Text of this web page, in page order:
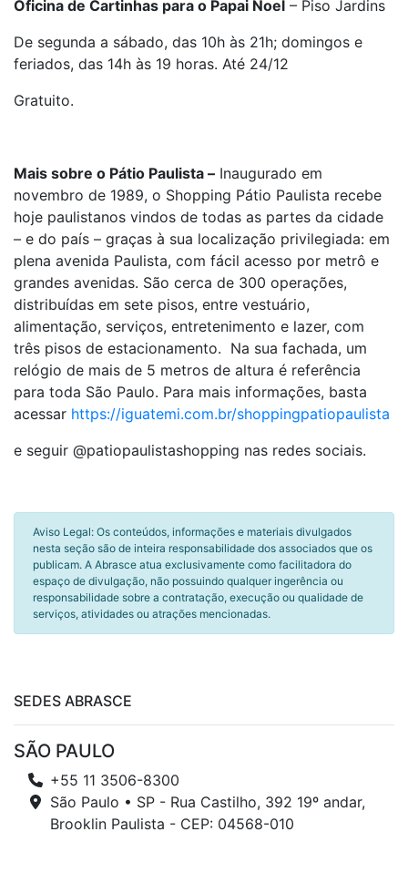
Oficina de Cartinhas para o Papai Noel – Piso Jardins
De segunda a sábado, das 10h às 21h; domingos e
feriados, das 14h às 19 horas. Até 24/12
Gratuito.
Mais sobre o Pátio Paulista – Inaugurado em
novembro de 1989, o Shopping Pátio Paulista recebe
hoje paulistanos vindos de todas as partes da cidade
– e do país – graças à sua localização privilegiada: em
plena avenida Paulista, com fácil acesso por metrô e
grandes avenidas. São cerca de 300 operações,
distribuídas em sete pisos, entre vestuário,
alimentação, serviços, entretenimento e lazer, com
três pisos de estacionamento. Na sua fachada, um
relógio de mais de 5 metros de altura é referência
para toda São Paulo. Para mais informações, basta
acessar https://iguatemi.com.br/shoppingpatiopaulista
e seguir @patiopaulistashopping nas redes sociais.
Aviso Legal: Os conteúdos, informações e materiais divulgados
nesta seção são de inteira responsabilidade dos associados que os
publicam. A Abrasce atua exclusivamente como facilitadora do
espaço de divulgação, não possuindo qualquer ingerência ou
responsabilidade sobre a contratação, execução ou qualidade de
serviços, atividades ou atrações mencionadas.
SEDES ABRASCE
SÃO PAULO
+55 11 3506-8300
São Paulo • SP - Rua Castilho, 392 19º andar,
Brooklin Paulista - CEP: 04568-010